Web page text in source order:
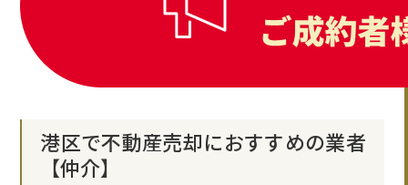
港区で不動産売却におすすめの業者
【仲介】